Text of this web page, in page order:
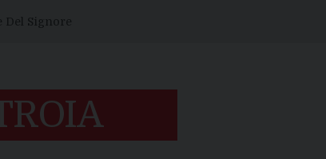
Del Signore